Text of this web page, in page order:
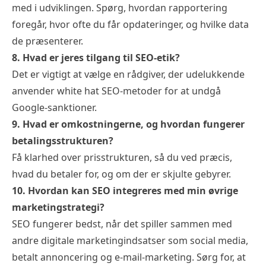
med i udviklingen. Spørg, hvordan rapportering
foregår, hvor ofte du får opdateringer, og hvilke data
de præsenterer.
8. Hvad er jeres tilgang til SEO-etik?
Det er vigtigt at vælge en rådgiver, der udelukkende
anvender white hat SEO-metoder for at undgå
Google-sanktioner.
9. Hvad er omkostningerne, og hvordan fungerer
betalingsstrukturen?
Få klarhed over prisstrukturen, så du ved præcis,
hvad du betaler for, og om der er skjulte gebyrer.
10. Hvordan kan SEO integreres med min øvrige
marketingstrategi?
SEO fungerer bedst, når det spiller sammen med
andre digitale marketingindsatser som social media,
betalt annoncering og e-mail-marketing. Sørg for, at